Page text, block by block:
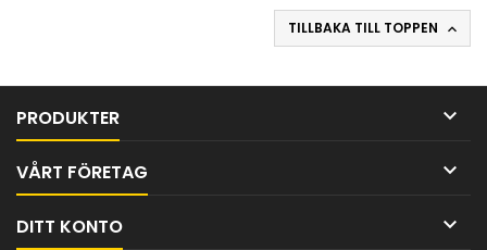
TILLBAKA TILL TOPPEN 
PRODUKTER 
VÅRT FÖRETAG 
DITT KONTO 